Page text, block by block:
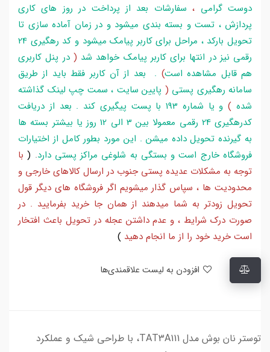
دوست گرامی ،سفارشات بعد از پرداخت در روز های کاری
پردازش ، تست و بسته بندی میشود و در زمان آماده سازی تا
تحویل بارکد ، مراحل برای کاربر پیامک میشود و کد رهگیری 24
رقمی نیز در انتها برای کاربر پیامک خواهد شد ( در پنل کاربری
هم قابل مشاهده است) . بعد از آن کاربر فقط باید از طریق
سامانه رهگیری پستی ( پایین سایت ، سمت چپ لینک گذاشته
شده )
و یا شماره 193 با پست پیگیری کند . بعد از دریافت
کدرهگیری 24 رقمی معمولا بین 3 الی 12 روز یا بیشتر بسته ها
به گیرنده تحویل داده میشن . این مورد بطور کامل از اختیارات
فروشگاه خارج است و بستگی به شلوغی مراکز پستی دارد.
(با
توجه به مشکلات عدیده پستی جنوب در ارسال کالاهای خارجی و
محدودیت ها ، سپاس گذار میشویم اگر فروشگاه های دیگر قول
تحویل زودتر به شما میدهند از همان جا خرید بفرمایید . در
صورت درک شرایط ، و عدم داشتن عجله در تحویل باعث افتخار
است خرید خود را از ما انجام دهید )
توستر نان بوش مدل TAT3A111، با طراحی شیک و عملکرد